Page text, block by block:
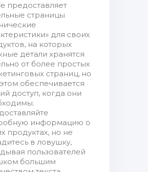
предоставляет
страницы
для своих
на которых
детали хранятся
от более простых
страниц, но
обеспечивается
доступ, когда они
информацию о
продуктах, но не
в ловушку,
пользователей
большим